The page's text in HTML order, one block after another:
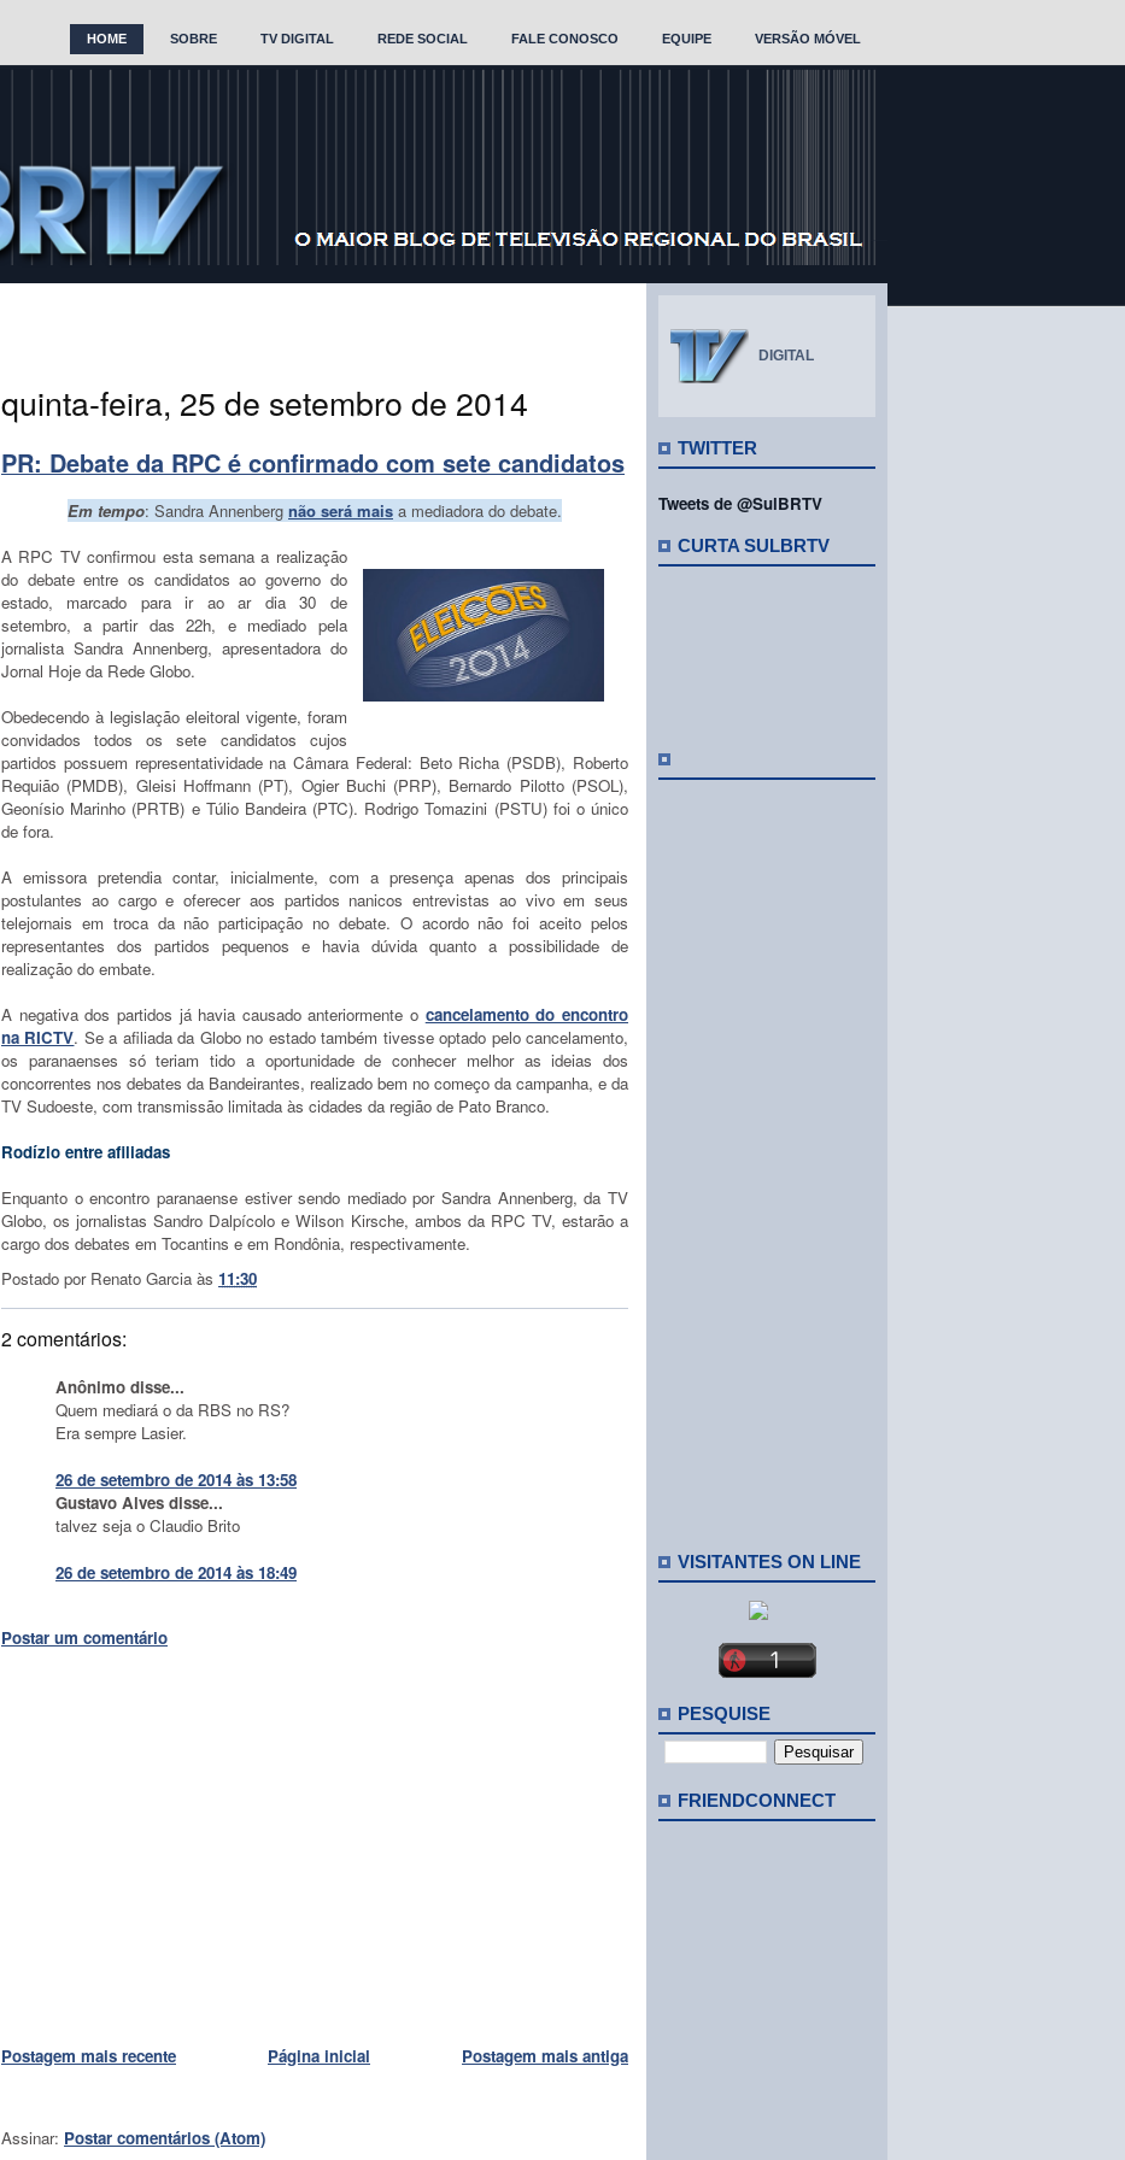
HOME SOBRE TV DIGITAL REDE SOCIAL FALE CONOSCO EQUIPE VERSÃO MÓVEL
quinta-feira, 25 de setembro de 2014
PR: Debate da RPC é confirmado com sete candidatos
Em tempo: Sandra Annenberg não será mais a mediadora do debate.
A RPC TV confirmou esta semana a realização
do debate entre os candidatos ao governo do
estado, marcado para ir ao ar dia 30 de
setembro, a partir das 22h, e mediado pela
jornalista Sandra Annenberg, apresentadora do
Jornal Hoje da Rede Globo.
Obedecendo à legislação eleitoral vigente, foram
convidados todos os sete candidatos cujos
partidos possuem representatividade na Câmara Federal: Beto Richa (PSDB), Roberto
Requião (PMDB), Gleisi Hoffmann (PT), Ogier Buchi (PRP), Bernardo Pilotto (PSOL),
Geonísio Marinho (PRTB) e Túlio Bandeira (PTC). Rodrigo Tomazini (PSTU) foi o único
de fora.
A emissora pretendia contar, inicialmente, com a presença apenas dos principais
postulantes ao cargo e oferecer aos partidos nanicos entrevistas ao vivo em seus
telejornais em troca da não participação no debate. O acordo não foi aceito pelos
representantes dos partidos pequenos e havia dúvida quanto a possibilidade de
realização do embate.
A negativa dos partidos já havia causado anteriormente o cancelamento do encontro
na RICTV. Se a afiliada da Globo no estado também tivesse optado pelo cancelamento,
os paranaenses só teriam tido a oportunidade de conhecer melhor as ideias dos
concorrentes nos debates da Bandeirantes, realizado bem no começo da campanha, e da
TV Sudoeste, com transmissão limitada às cidades da região de Pato Branco.
Rodízio entre afiliadas
Enquanto o encontro paranaense estiver sendo mediado por Sandra Annenberg, da TV
Globo, os jornalistas Sandro Dalpícolo e Wilson Kirsche, ambos da RPC TV, estarão a
cargo dos debates em Tocantins e em Rondônia, respectivamente.
Postado por Renato Garcia às 11:30
2 comentários:
Anônimo disse...
Quem mediará o da RBS no RS?
Era sempre Lasier.
26 de setembro de 2014 às 13:58
Gustavo Alves disse...
talvez seja o Claudio Brito
26 de setembro de 2014 às 18:49
Postar um comentário
Postagem mais recente Postagem mais antiga
Página inicial
Assinar: Postar comentários (Atom)
DIGITAL
TWITTER
Tweets de @SulBRTV
CURTA SULBRTV
VISITANTES ON LINE
PESQUISE
FRIENDCONNECT